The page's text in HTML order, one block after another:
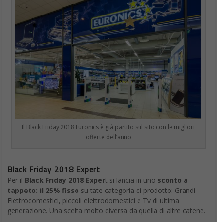
Il Black Friday 2018 Euronics è già partito sul sito con le migliori
offerte dell’anno
Black Friday 2018 Expert
Per il Black Friday 2018 Expert si lancia in uno sconto a
tappeto: il 25% fisso su tate categoria di prodotto: Grandi
Elettrodomestici, piccoli elettrodomestici e Tv di ultima
generazione. Una scelta molto diversa da quella di altre catene.